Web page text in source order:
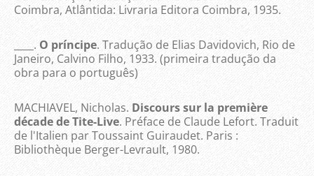
Coimbra, Atlântida: Livraria Editora Coimbra, 1935.
____. O príncipe. Tradução de Elias Davidovich, Rio de
Janeiro, Calvino Filho, 1933. (primeira tradução da
obra para o português)
MACHIAVEL, Nicholas. Discours sur la première
décade de Tite-Live. Préface de Claude Lefort. Traduit
de l'Italien par Toussaint Guiraudet. Paris :
Bibliothèque Berger-Levrault, 1980.